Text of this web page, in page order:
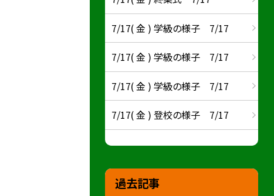
7/17( 金 ) 学級の様子 7/17
7/17( 金 ) 学級の様子 7/17
7/17( 金 ) 学級の様子 7/17
7/17( 金 ) 登校の様子 7/17
過去記事